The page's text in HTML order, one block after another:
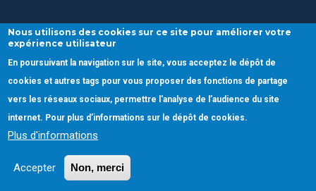
Nous utilisons des cookies sur ce site pour améliorer votre
expérience utilisateur
En poursuivant la navigation sur le site, vous acceptez le dépôt de
cookies et autres tags pour vous proposer des fonctions de partage
vers les réseaux sociaux, permettre l'analyse de l’audience du site
internet. Pour plus d’informations sur le dépôt de cookies.
Plus d'informations
Accepter Non, merci